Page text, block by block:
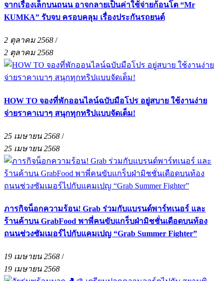
จากเรื่องเล็กบนถนน อาจกลายเป็นค่าใช้จ่ายก้อนโต “Mr
KUMKA” รับจบ ครอบคลุม เรื่องประกันรถยนต์
2 ตุลาคม 2568 /
2 ตุลาคม 2568
HOW TO จองที่พักออนไลน์ฉบับมือโปร อยู่สบาย ใช้งานง่าย
จ่ายราคาเบาๆ สนุกทุกทริปแบบจัดเต็ม!
25 เมษายน 2568 /
25 เมษายน 2568
ภารกิจน็อกความร้อน! Grab ร่วมกับแบรนด์พาร์ทเนอร์ และ
ร้านค้าบน GrabFood พาพี่คนขับแกร็บฝ่ามิชชั่นเดือดบนท้อง
ถนนช่วงซัมเมอร์ไปกับแคมเปญ “Grab Summer Fighter”
19 เมษายน 2568 /
19 เมษายน 2568